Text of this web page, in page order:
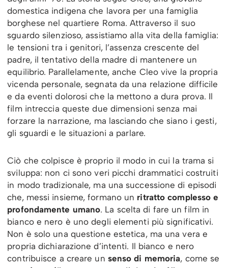
domestica indigena che lavora per una famiglia
borghese nel quartiere Roma. Attraverso il suo
sguardo silenzioso, assistiamo alla vita della famiglia:
le tensioni tra i genitori, l’assenza crescente del
padre, il tentativo della madre di mantenere un
equilibrio. Parallelamente, anche Cleo vive la propria
vicenda personale, segnata da una relazione difficile
e da eventi dolorosi che la mettono a dura prova. Il
film intreccia queste due dimensioni senza mai
forzare la narrazione, ma lasciando che siano i gesti,
gli sguardi e le situazioni a parlare.
Ciò che colpisce è proprio il modo in cui la trama si
sviluppa: non ci sono veri picchi drammatici costruiti
in modo tradizionale, ma una successione di episodi
che, messi insieme, formano un ritratto complesso e
profondamente umano. La scelta di fare un film in
bianco e nero è uno degli elementi più significativi.
Non è solo una questione estetica, ma una vera e
propria dichiarazione d’intenti. Il bianco e nero
contribuisce a creare un senso di memoria, come se